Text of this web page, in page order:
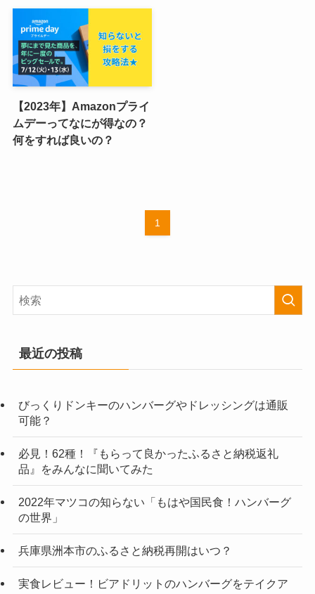
【2023年】Amazonプライ
ムデーってなにが得なの？
何をすれば良いの？
1
最近の投稿
びっくりドンキーのハンバーグやドレッシングは通販
可能？
必見！62種！『もらって良かったふるさと納税返礼
品』をみんなに聞いてみた
2022年マツコの知らない「もはや国民食！ハンバーグ
の世界」
兵庫県洲本市のふるさと納税再開はいつ？
実食レビュー！ビアドリットのハンバーグをテイクア